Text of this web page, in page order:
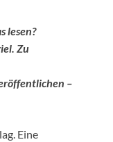
lesen?
Zu
–
Eine